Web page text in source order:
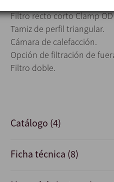
Filtro recto corto Clamp OD
Tamiz de perfil triangular.
Cámara de calefacción.
Opción de filtración de
Filtro doble.
Catálogo (4)
Ficha técnica (8)